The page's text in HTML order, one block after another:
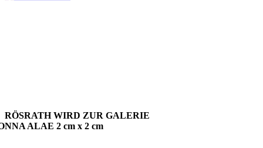
RÖSRATH WIRD ZUR GALERIE